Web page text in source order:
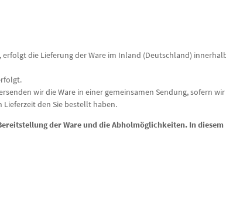
die Lieferung der Ware im Inland (Deutschland)
wir die Ware in einer gemeinsamen Sendung, sofern
den Sie bestellt haben.
der Ware und die Abholmöglichkeiten. In